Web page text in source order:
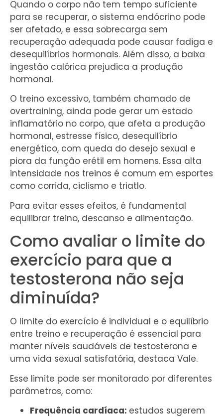
Quando o corpo não tem tempo suficiente
para se recuperar, o sistema endócrino pode
ser afetado, e essa sobrecarga sem
recuperação adequada pode causar fadiga e
desequilíbrios hormonais. Além disso, a baixa
ingestão calórica prejudica a produção
hormonal.
O treino excessivo, também chamado de
overtraining, ainda pode gerar um estado
inflamatório no corpo, que afeta a produção
hormonal, estresse físico, desequilíbrio
energético, com queda do desejo sexual e
piora da função erétil em homens. Essa alta
intensidade nos treinos é comum em esportes
como corrida, ciclismo e triatlo.
Para evitar esses efeitos, é fundamental
equilibrar treino, descanso e alimentação.
Como avaliar o limite do
exercício para que a
testosterona não seja
diminuída?
O limite do exercício é individual e o equilíbrio
entre treino e recuperação é essencial para
manter níveis saudáveis de testosterona e
uma vida sexual satisfatória, destaca Vale.
Esse limite pode ser monitorado por diferentes
parâmetros, como:
Frequência cardíaca: estudos sugerem